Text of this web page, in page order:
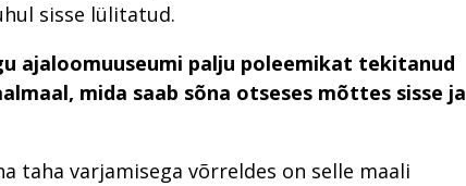
sisse lülitatud.
ajaloomuuseumi palju poleemikat tekitanud
mida saab sõna otseses mõttes sisse ja
taha varjamisega võrreldes on selle maali